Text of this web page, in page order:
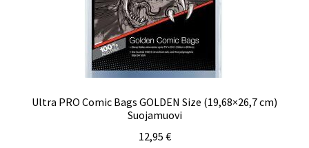
Ultra PRO Comic Bags GOLDEN Size (19,68×26,7 cm)
Suojamuovi
12,95 €